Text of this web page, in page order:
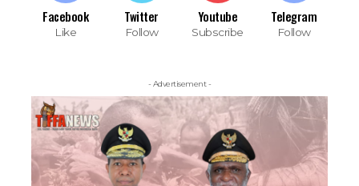
Facebook
Like
Twitter
Follow
Youtube
Subscribe
Telegram
Follow
- Advertisement -